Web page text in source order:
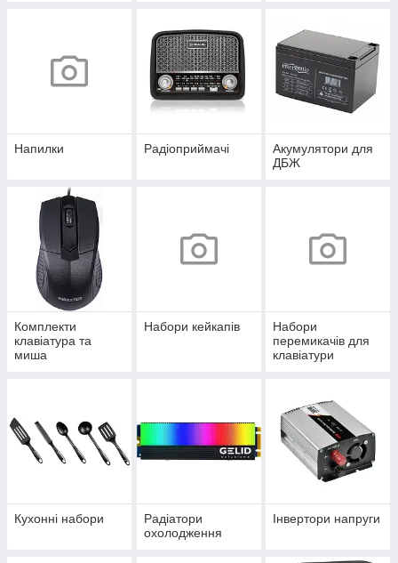
Напилки Радіоприймачі
Акумулятори для
ДБЖ
Комплекти
клавіатура та
миша
Набори кейкапів
Набори
перемикачів для
клавіатури
Кухонні набори
Радіатори
охолодження
Інвертори напруги